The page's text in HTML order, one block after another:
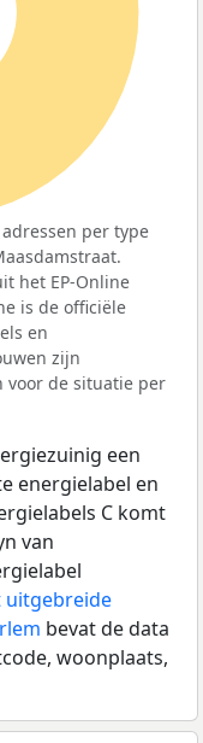
per type
het EP-Online
is de officiële
en
zijn
voor de situatie per
een
energielabel en
C komt
van
uitgebreide
bevat de data
woonplaats,